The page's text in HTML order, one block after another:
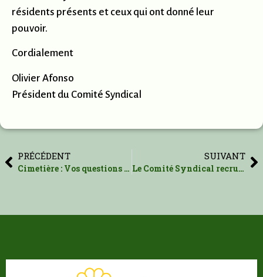
résidents présents et ceux qui ont donné leur
pouvoir.
Cordialement
Olivier Afonso
Président du Comité Syndical
PRÉCÉDENT
Cimetière : Vos questions – Les réponses de la municipalité
SUIVANT
Le Comité Syndical recrute !